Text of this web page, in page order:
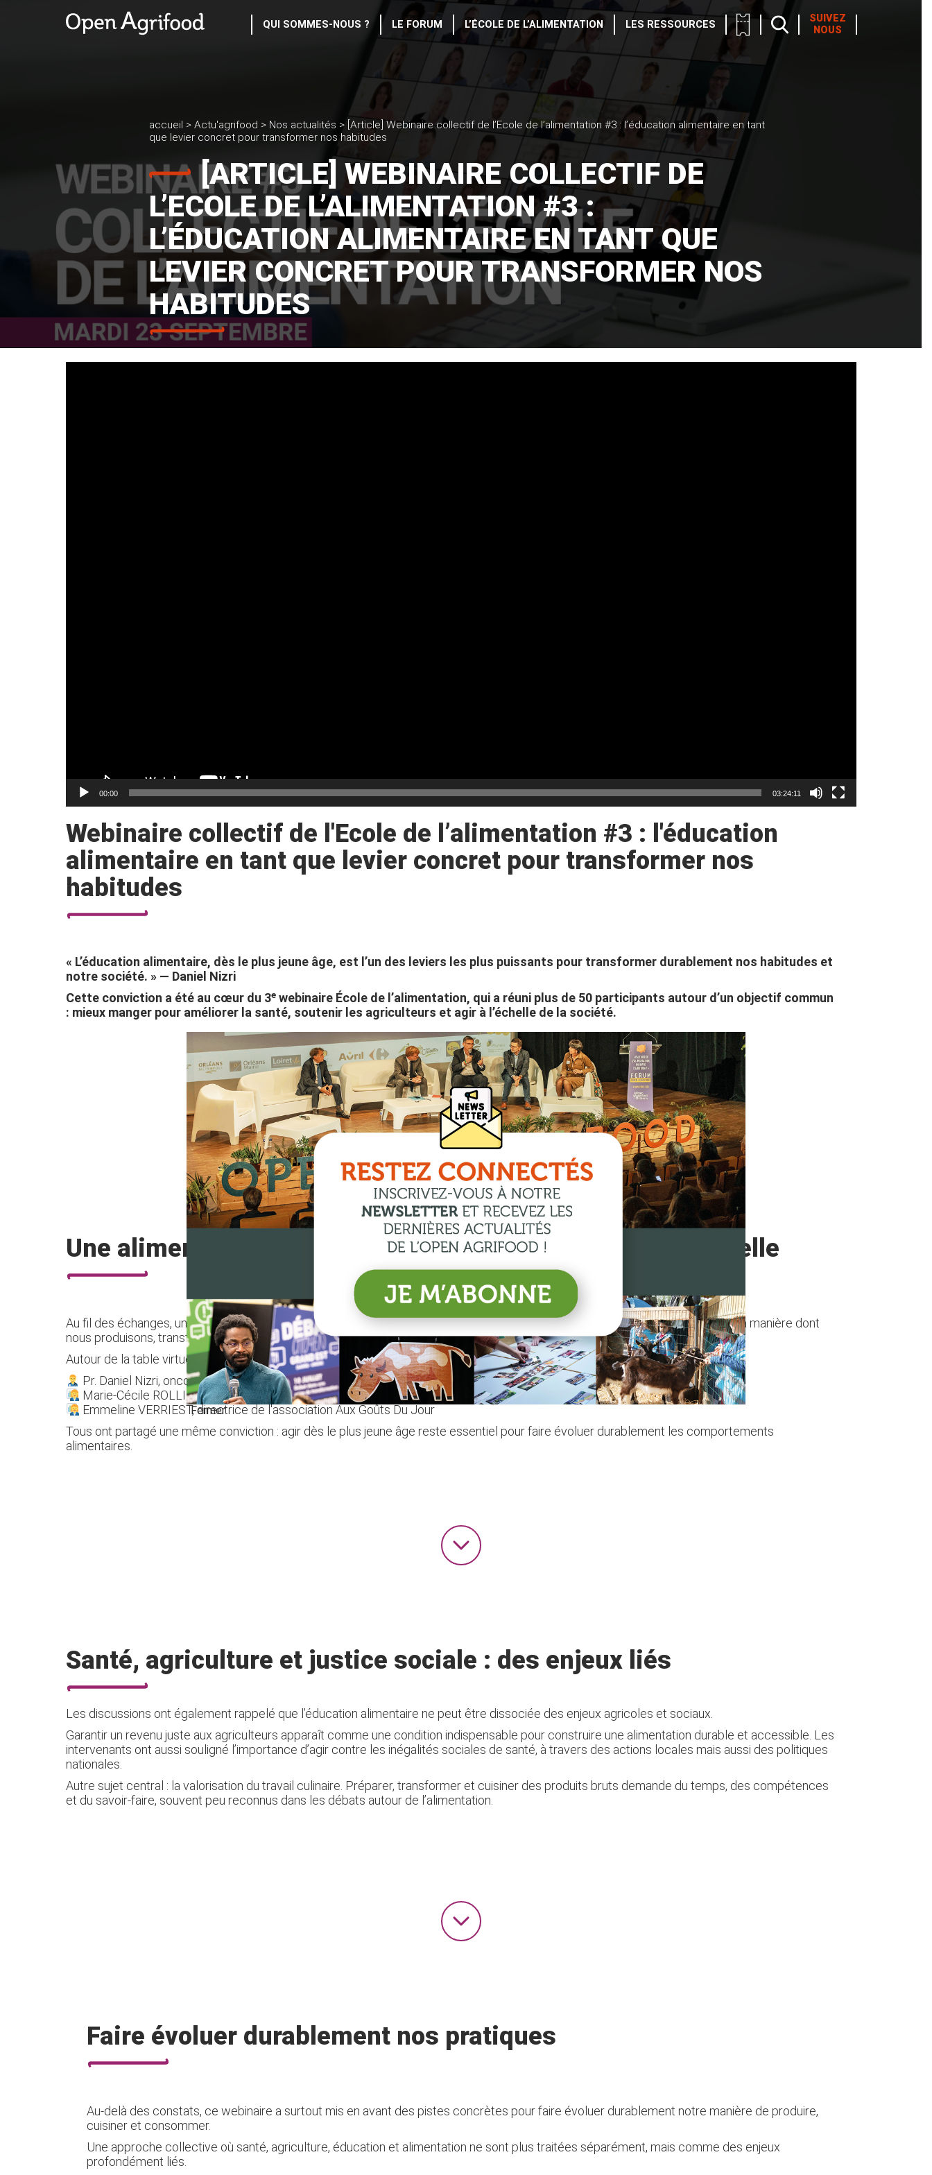
QUI SOMMES-NOUS ? LE FORUM L’ÉCOLE DE L’ALIMENTATION LES RESSOURCES
SUIVEZ
NOUS
accueil > Actu'agrifood > Nos actualités > [Article] Webinaire collectif de l’Ecole de l’alimentation #3 : l’éducation alimentaire en tant
que levier concret pour transformer nos habitudes
[ARTICLE] WEBINAIRE COLLECTIF DE
L’ECOLE DE L’ALIMENTATION #3 :
L’ÉDUCATION ALIMENTAIRE EN TANT QUE
LEVIER CONCRET POUR TRANSFORMER NOS
HABITUDES
00:00 03:24:11
Webinaire collectif de l'Ecole de l’alimentation #3 : l'éducation
alimentaire en tant que levier concret pour transformer nos
habitudes
« L’éducation alimentaire, dès le plus jeune âge, est l’un des leviers les plus puissants pour transformer durablement nos habitudes et
notre société. » — Daniel Nizri
Cette conviction a été au cœur du 3ᵉ webinaire École de l’alimentation, qui a réuni plus de 50 participants autour d’un objectif commun
: mieux manger pour améliorer la santé, soutenir les agriculteurs et agir à l’échelle de la société.
Une alimentation qui dépasse la seule question nutritionnelle
Au fil des échanges, une idée s’est imposée : l’alimentation ne concerne pas uniquement ce que nous consommons, mais aussi la manière dont
nous produisons, transformons et transmettons nos habitudes alimentaires.
Autour de la table virtuelle :
Pr. Daniel Nizri, oncologue et président du Programme National Nutrition Santé 4
Marie-Cécile ROLLIN, directrice générale de Restau'Co
Emmeline VERRIEST, directrice de l'association Aux Goûts Du Jour
Tous ont partagé une même conviction : agir dès le plus jeune âge reste essentiel pour faire évoluer durablement les comportements
alimentaires.
Santé, agriculture et justice sociale : des enjeux liés
Les discussions ont également rappelé que l’éducation alimentaire ne peut être dissociée des enjeux agricoles et sociaux.
Garantir un revenu juste aux agriculteurs apparaît comme une condition indispensable pour construire une alimentation durable et accessible. Les
intervenants ont aussi souligné l’importance d’agir contre les inégalités sociales de santé, à travers des actions locales mais aussi des politiques
nationales.
Autre sujet central : la valorisation du travail culinaire. Préparer, transformer et cuisiner des produits bruts demande du temps, des compétences
et du savoir-faire, souvent peu reconnus dans les débats autour de l’alimentation.
Faire évoluer durablement nos pratiques
Au-delà des constats, ce webinaire a surtout mis en avant des pistes concrètes pour faire évoluer durablement notre manière de produire,
cuisiner et consommer.
Une approche collective où santé, agriculture, éducation et alimentation ne sont plus traitées séparément, mais comme des enjeux
profondément liés.
Fermer